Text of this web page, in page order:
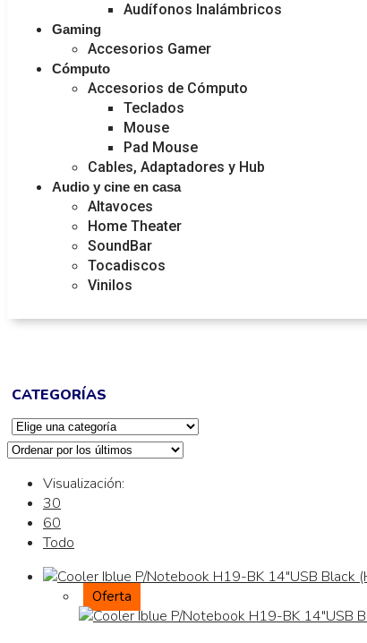
Audífonos Inalámbricos
Gaming
Accesorios Gamer
Cómputo
Accesorios de Cómputo
Teclados
Mouse
Pad Mouse
Cables, Adaptadores y Hub
Audio y cine en casa
Altavoces
Home Theater
SoundBar
Tocadiscos
Vinilos
CATEGORÍAS
Visualización:
30
60
Todo
Oferta